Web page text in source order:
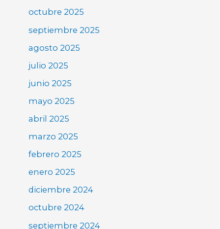
octubre 2025
septiembre 2025
agosto 2025
julio 2025
junio 2025
mayo 2025
abril 2025
marzo 2025
febrero 2025
enero 2025
diciembre 2024
octubre 2024
septiembre 2024